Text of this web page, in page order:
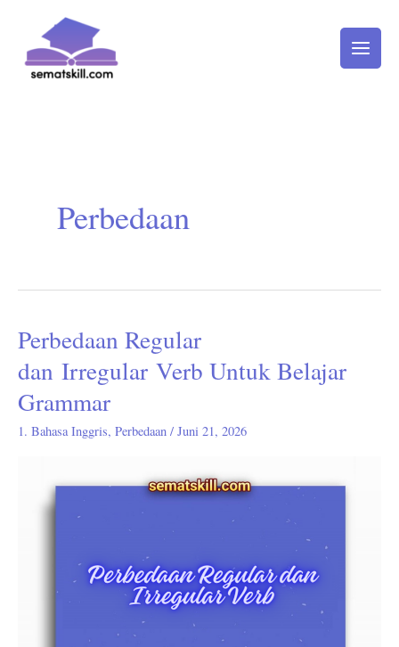
konten
Perbedaan
Perbedaan Regular
dan Irregular Verb Untuk Belajar
Grammar
1. Bahasa Inggris, Perbedaan / Juni 21, 2026
Perbedaan
dan Irregular Verb
Untuk
Belajar